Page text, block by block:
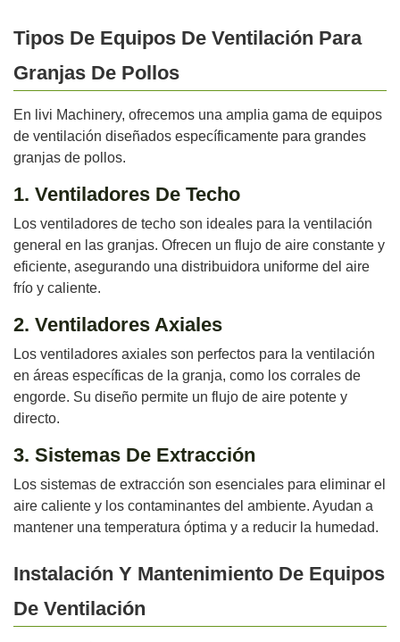
Tipos De Equipos De Ventilación Para
Granjas De Pollos
En livi Machinery, ofrecemos una amplia gama de equipos
de ventilación diseñados específicamente para grandes
granjas de pollos.
1. Ventiladores De Techo
Los ventiladores de techo son ideales para la ventilación
general en las granjas. Ofrecen un flujo de aire constante y
eficiente, asegurando una distribuidora uniforme del aire
frío y caliente.
2. Ventiladores Axiales
Los ventiladores axiales son perfectos para la ventilación
en áreas específicas de la granja, como los corrales de
engorde. Su diseño permite un flujo de aire potente y
directo.
3. Sistemas De Extracción
Los sistemas de extracción son esenciales para eliminar el
aire caliente y los contaminantes del ambiente. Ayudan a
mantener una temperatura óptima y a reducir la humedad.
Instalación Y Mantenimiento De Equipos
De Ventilación